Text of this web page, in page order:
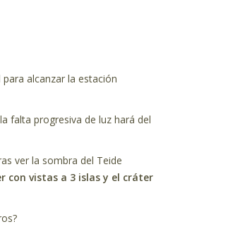
para alcanzar la estación
falta progresiva de luz hará del
ver la sombra del Teide
con vistas a 3 islas y el cráter